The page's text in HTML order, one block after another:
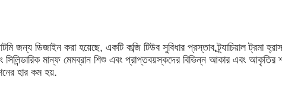
জন্য ডিজাইন করা হয়েছে, একটি কব্জি টিউব সুবিধার প্রস্তাব,ট্র্যাচিয়াল ট্রমা
সিলিন্ডারিক মান্ফ মেমব্রান শিশু এবং প্রাপ্তবয়স্কদের বিভিন্ন আকার এবং আকৃতির
হার কম হয়.